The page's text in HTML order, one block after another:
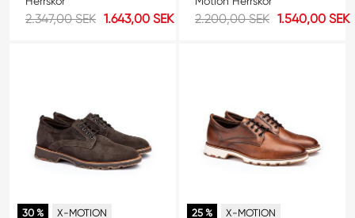
2.347,00 SEK 1.643,00 SEK 2.200,00 SEK 1.540,00 SEK
30 % X-MOTION 25 % X-MOTION